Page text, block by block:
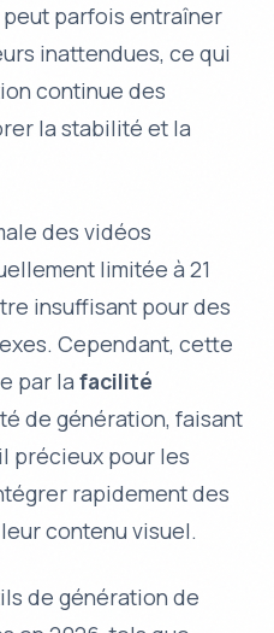
peut parfois entraîner
inattendues, ce qui
continue des
la stabilité et la
des vidéos
limitée à 21
insuffisant pour des
Cependant, cette
par lafacilité
de génération, faisant
précieux pour les
rapidement des
contenu visuel.
de génération de